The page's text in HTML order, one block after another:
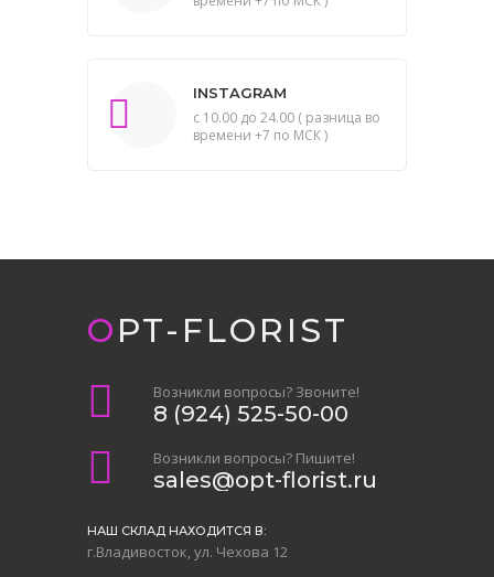
INSTAGRAM
с 10.00 до 24.00 ( разница во
времени +7 по МСК )
OPT-FLORIST
Возникли вопросы? Звоните!
8 (924) 525-50-00
Возникли вопросы? Пишите!
sales@opt-florist.ru
НАШ СКЛАД НАХОДИТСЯ В:
г.Владивосток, ул. Чехова 12